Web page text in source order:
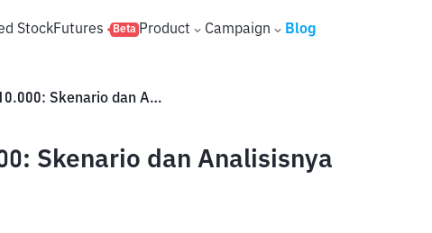
StockFutures Beta Product Campaign Blog
Harga XRP ke $10.000: Skenario dan Analisisnya
Skenario dan Analisisnya